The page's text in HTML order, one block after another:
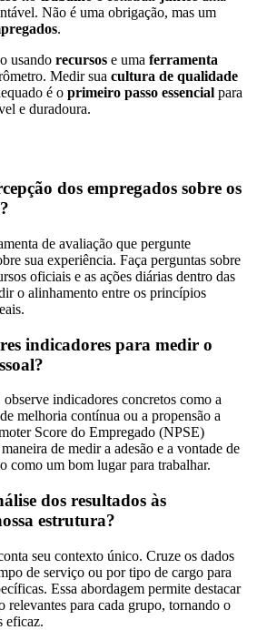
Não é uma obrigação, mas um
.
usando recursos e uma ferramenta
Medir sua cultura de qualidade
é o primeiro passo essencial para
e duradoura.
dos empregados sobre os
de avaliação que pergunte
sua experiência. Faça perguntas sobre
oficiais e as ações diárias dentro das
o alinhamento entre os princípios
indicadores para medir o
indicadores concretos como a
melhoria contínua ou a propensão a
Score do Empregado (NPSE)
de medir a adesão e a vontade de
como um bom lugar para trabalhar.
dos resultados às
estrutura?
seu contexto único. Cruze os dados
de serviço ou por tipo de cargo para
Essa abordagem permite destacar
relevantes para cada grupo, tornando o
eficaz.